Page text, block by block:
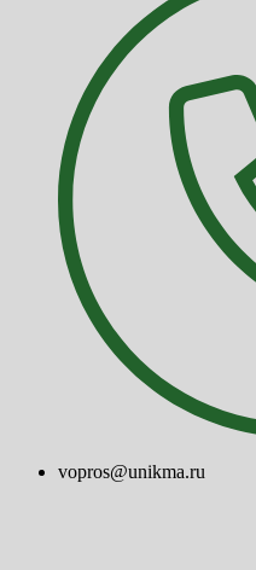
vopros@unikma.ru